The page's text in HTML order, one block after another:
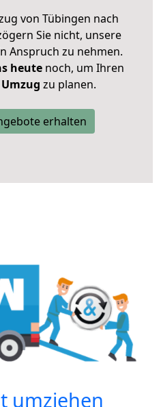
von Tübingen nach
Sie nicht, unsere
Anspruch zu nehmen.
heutenoch, um Ihren
zu planen.
erhalten
umziehen